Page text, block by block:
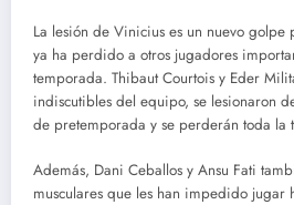
La lesión de Vinicius es un nuevo
ya ha perdido a otros jugadores
temporada. Thibaut Courtois y Eder
indiscutibles del equipo, se lesionaron
de pretemporada y se perderán toda la
Además, Dani Ceballos y Ansu Fati
musculares que les han impedido jugar